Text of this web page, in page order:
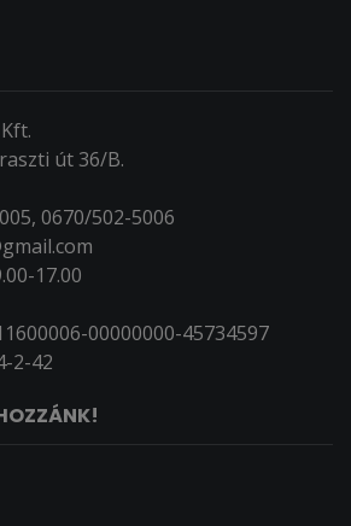
út 36/B.
0670/502-5006
17.00
00000000-45734597
2-42